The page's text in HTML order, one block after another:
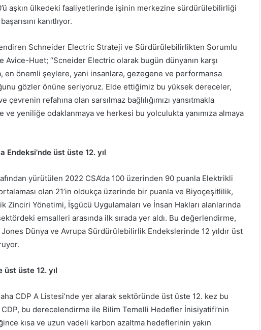
aşkın ülkedeki faaliyetlerinde işinin merkezine sürdürülebilirliği
kanıtlıyor.
Schneider Electric Strateji ve Sürdürülebilirlikten Sorumlu
Avice-Huet; “Scneider Electric olarak bugün dünyanın karşı
en önemli şeylere, yani insanlara, gezegene ve performansa
gözler önüne seriyoruz. Elde ettiğimiz bu yüksek dereceler,
çevrenin refahına olan sarsılmaz bağlılığımızı yansıtmakla
ve yeniliğe odaklanmaya ve herkesi bu yolculukta yanımıza almaya
üst üste 12. yıl
yürütülen 2022 CSA’da 100 üzerinden 90 puanla Elektrikli
olan 21’in oldukça üzerinde bir puanla ve Biyoçeşitlilik,
Zinciri Yönetimi, İşgücü Uygulamaları ve İnsan Hakları alanlarında
emsalleri arasında ilk sırada yer aldı. Bu değerlendirme,
Dünya ve Avrupa Sürdürülebilirlik Endekslerinde 12 yıldır üst
üst üste 12. yıl
CDP A Listesi’nde yer alarak sektöründe üst üste 12. kez bu
bu derecelendirme ile Bilim Temelli Hedefler İnisiyatifi’nin
kısa ve uzun vadeli karbon azaltma hedeflerinin yakın